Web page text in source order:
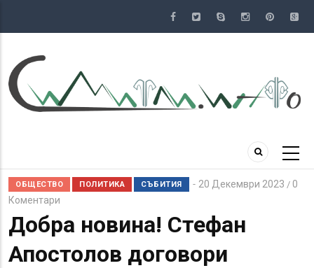
съдържание
ОБЩЕСТВО ПОЛИТИКА СЪБИТИЯ 20 Декември 2023 / 0
Коментари
Добра новина! Стефан
Апостолов договори